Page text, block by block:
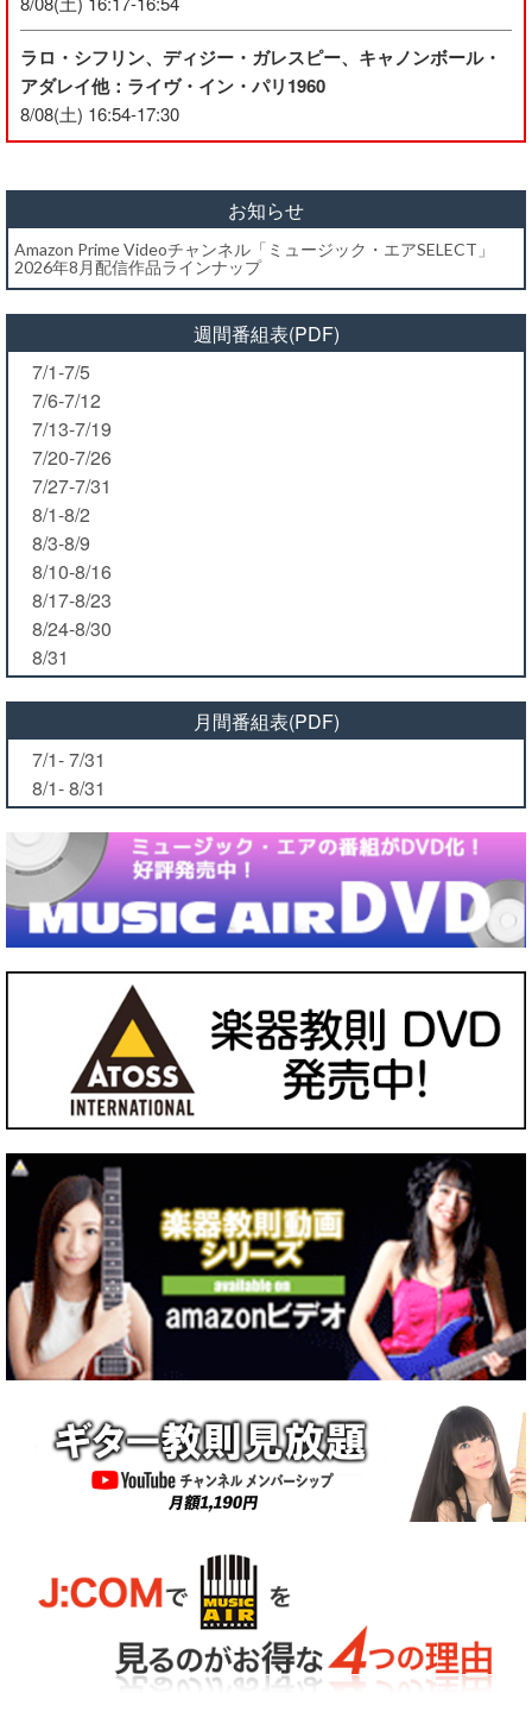
ラロ・シフリン、ディジー・ガレスピー、キャノンボール・
アダレイ他：ライヴ・イン・パリ1960
8/08(土) 16:54-17:30
お知らせ
Amazon Prime Videoチャンネル「ミュージック・エアSELECT」
2026年8月配信作品ラインナップ
週間番組表(PDF)
7/1-7/5
7/6-7/12
7/13-7/19
7/20-7/26
7/27-7/31
8/1-8/2
8/3-8/9
8/10-8/16
8/17-8/23
8/24-8/30
8/31
月間番組表(PDF)
7/1- 7/31
8/1- 8/31